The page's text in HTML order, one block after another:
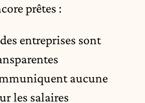
prêtes :
entreprises sont
aucune
les salaires